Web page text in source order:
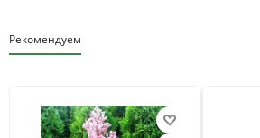
Рекомендуем